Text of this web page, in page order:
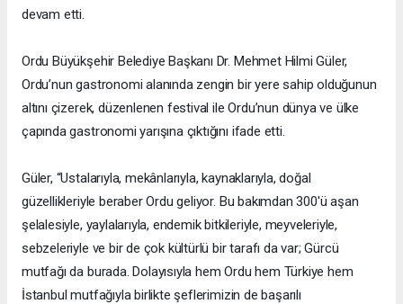
devam etti.
Ordu Büyükşehir Belediye Başkanı Dr. Mehmet Hilmi Güler,
Ordu’nun gastronomi alanında zengin bir yere sahip olduğunun
altını çizerek, düzenlenen festival ile Ordu’nun dünya ve ülke
çapında gastronomi yarışına çıktığını ifade etti.
Güler, “Ustalarıyla, mekânlarıyla, kaynaklarıyla, doğal
güzellikleriyle beraber Ordu geliyor. Bu bakımdan 300'ü aşan
şelalesiyle, yaylalarıyla, endemik bitkileriyle, meyveleriyle,
sebzeleriyle ve bir de çok kültürlü bir tarafı da var; Gürcü
mutfağı da burada. Dolayısıyla hem Ordu hem Türkiye hem
İstanbul mutfağıyla birlikte şeflerimizin de başarılı